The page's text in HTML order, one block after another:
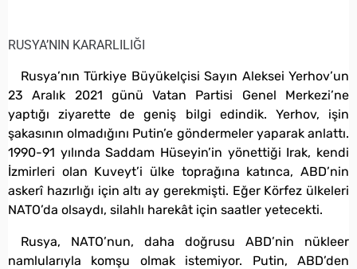
RUSYA’NIN KARARLILIĞI
Rusya’nın Türkiye Büyükelçisi Sayın Aleksei Yerhov’un
23 Aralık 2021 günü Vatan Partisi Genel Merkezi’ne
yaptığı ziyarette de geniş bilgi edindik. Yerhov, işin
şakasının olmadığını Putin’e göndermeler yaparak anlattı.
1990-91 yılında Saddam Hüseyin’in yönettiği Irak, kendi
İzmirleri olan Kuveyt’i ülke toprağına katınca, ABD’nin
askerî hazırlığı için altı ay gerekmişti. Eğer Körfez ülkeleri
NATO’da olsaydı, silahlı harekât için saatler yetecekti.
Rusya, NATO’nun, daha doğrusu ABD’nin nükleer
namlularıyla komşu olmak istemiyor. Putin, ABD’den